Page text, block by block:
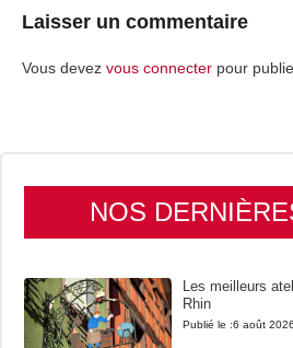
Laisser un commentaire
Vous devez vous connecter pour
NOS
Les meilleurs
Rhin
Publié le :6 août 2026